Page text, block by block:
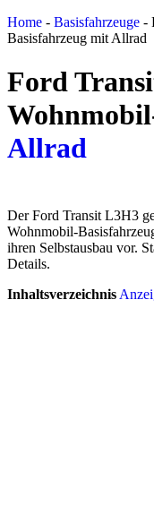
Home - Basisfahrzeuge -
Basisfahrzeug mit Allrad
Ford
Allrad
Der Ford Transit L3H3
Wohnmobil-
ihren Selbstausbau vor.
Details.
Inhaltsverzeichnis